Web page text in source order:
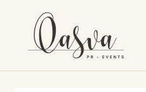
sisältöön